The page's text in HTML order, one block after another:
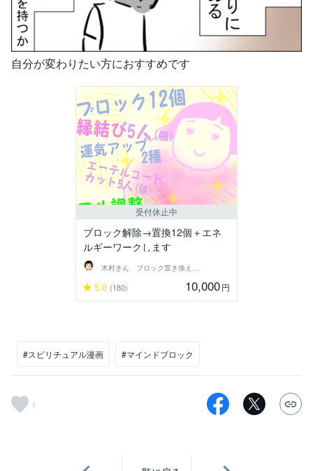
自分が変わりたい方におすすめです
受付休止中
ブロック解除→置換12個＋エネ
ルギーワークします
木村きん ブロック置き換え 縁結び
5.0 (180) 10,000円
#スピリチュアル漫画 #マインドブロック
1